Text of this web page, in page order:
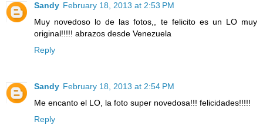
Sandy February 18, 2013 at 2:53 PM
Muy novedoso lo de las fotos,, te felicito es un LO muy
original!!!!! abrazos desde Venezuela
Reply
Sandy February 18, 2013 at 2:54 PM
Me encanto el LO, la foto super novedosa!!! felicidades!!!!!
Reply